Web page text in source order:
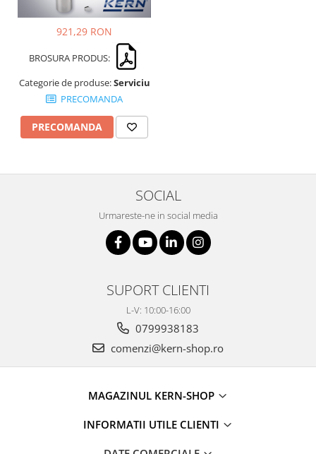
921,29 RON
BROSURA PRODUS:
Categorie de produse:Serviciu
PRECOMANDA
PRECOMANDA
SOCIAL
Urmareste-ne in social media
SUPORT CLIENTI
L-V: 10:00-16:00
0799938183
comenzi@kern-shop.ro
MAGAZINUL KERN-SHOP
INFORMATII UTILE CLIENTI